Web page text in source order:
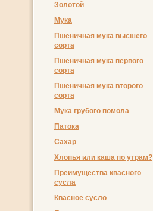
Золотой
Мука
Пшеничная мука высшего
сорта
Пшеничная мука первого
сорта
Пшеничная мука второго
сорта
Мука грубого помола
Патока
Сахар
Хлопья или каша по утрам?
Преимущества квасного
сусла
Квасное сусло